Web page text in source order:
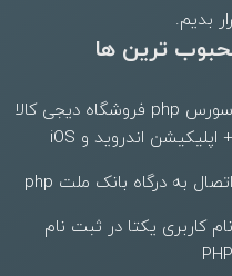
بدیم.
ترین ها
سورس php فروشگاه دیجی کالا
+ اپلیکیشن اندروید و iOS
اتصال به درگاه بانک ملت php
نام کاربری یکتا در ثبت نام
PHP